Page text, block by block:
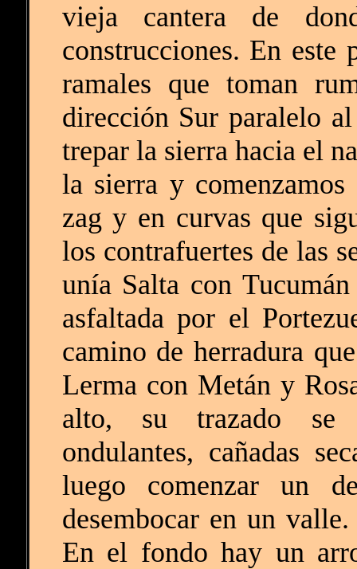
vieja cantera de
construcciones. En este
ramales que toman
dirección Sur paralelo
trepar la sierra hacia el
la sierra y
zag y en curvas que
los contrafuertes de las
unía Salta con
asfaltada por el
camino de herradura
Lerma con Metán y
alto, su trazado se
ondulantes, cañadas
luego comenzar un
desembocar en un
En el fondo hay un